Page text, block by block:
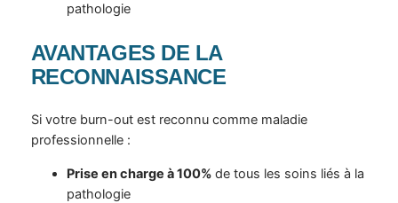
pathologie
AVANTAGES DE LA
RECONNAISSANCE
Si votre burn-out est reconnu comme maladie
professionnelle :
Prise en charge à 100%de tous les soins liés à la
pathologie